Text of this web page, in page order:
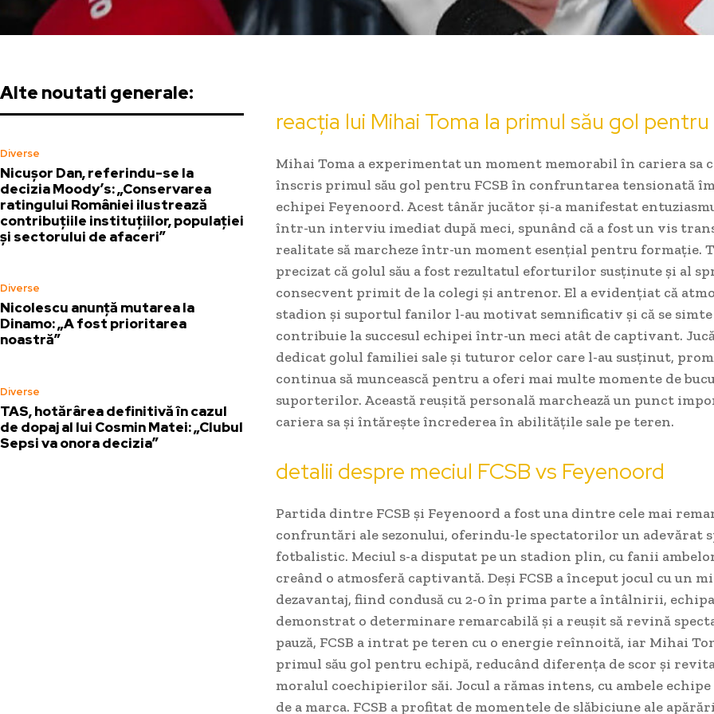
Alte noutati generale:
Diverse
Nicușor Dan, referindu-se la
decizia Moody’s: „Conservarea
ratingului României ilustrează
contribuțiile instituțiilor, populației
și sectorului de afaceri”
Diverse
Nicolescu anunță mutarea la
Dinamo: „A fost prioritarea
noastră”
Diverse
TAS, hotărârea definitivă în cazul
de dopaj al lui Cosmin Matei: „Clubul
Sepsi va onora decizia”
reacția lui Mihai Toma la primul său gol pentru
Mihai Toma a experimentat un moment memorabil în cariera sa
înscris primul său gol pentru FCSB în confruntarea tensionată
echipei Feyenoord. Acest tânăr jucător și-a manifestat
într-un interviu imediat după meci, spunând că a fost un vis
realitate să marcheze într-un moment esențial pentru formație.
precizat că golul său a fost rezultatul eforturilor susținute și al
consecvent primit de la colegi și antrenor. El a evidențiat că
stadion și suportul fanilor l-au motivat semnificativ și că se
contribuie la succesul echipei într-un meci atât de captivant.
dedicat golul familiei sale și tuturor celor care l-au susținut,
continua să muncească pentru a oferi mai multe momente de
suporterilor. Această reușită personală marchează un punct
cariera sa și întărește încrederea în abilitățile sale pe teren.
detalii despre meciul FCSB vs Feyenoord
Partida dintre FCSB și Feyenoord a fost una dintre cele mai
confruntări ale sezonului, oferindu-le spectatorilor un adevărat
fotbalistic. Meciul s-a disputat pe un stadion plin, cu fanii
creând o atmosferă captivantă. Deși FCSB a început jocul cu un
dezavantaj, fiind condusă cu 2-0 în prima parte a întâlnirii,
demonstrat o determinare remarcabilă și a reușit să revină
pauză, FCSB a intrat pe teren cu o energie reînnoită, iar Mihai
primul său gol pentru echipă, reducând diferența de scor și
moralul coechipierilor săi. Jocul a rămas intens, cu ambele echipe
de a marca. FCSB a profitat de momentele de slăbiciune ale